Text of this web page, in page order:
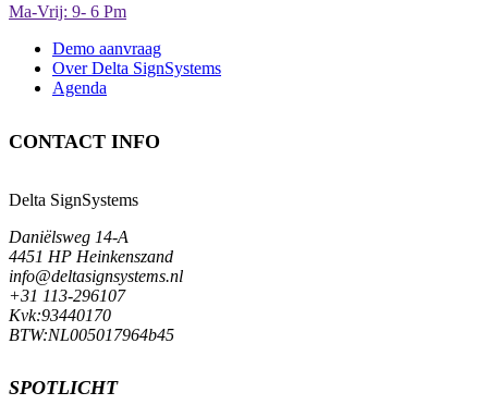
Ma-Vrij: 9- 6 Pm
Demo aanvraag
Over Delta SignSystems
Agenda
CONTACT INFO
Delta SignSystems
Daniëlsweg 14-A
4451 HP Heinkenszand
info@deltasignsystems.nl
+31 113-296107
Kvk:93440170
BTW:NL005017964b45
SPOTLICHT